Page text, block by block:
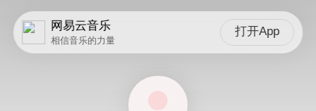
网易云音乐
相信音乐的力量
打开App